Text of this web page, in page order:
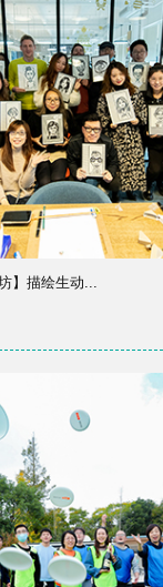
】描绘生动...